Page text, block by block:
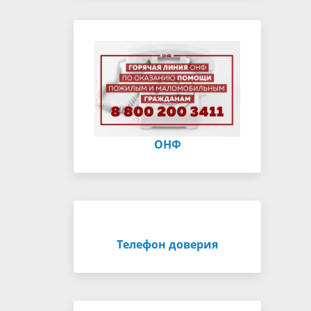
ОНФ
Телефон доверия